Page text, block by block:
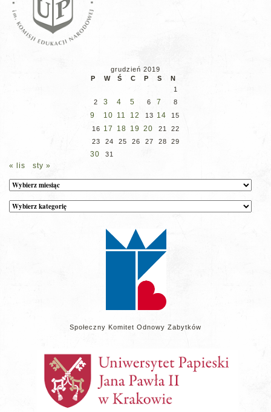
grudzień 2019
P
W Ś C P S
N
1
2
3 4 5 6 7 8
9 10 11 12 13 14
15
16 17 18 19 20 21
22
23
24 25 26 27 28 29
30 31
« lis sty »
Archiwum
Kategorie
wpisów
Społeczny Komitet Odnowy Zabytków